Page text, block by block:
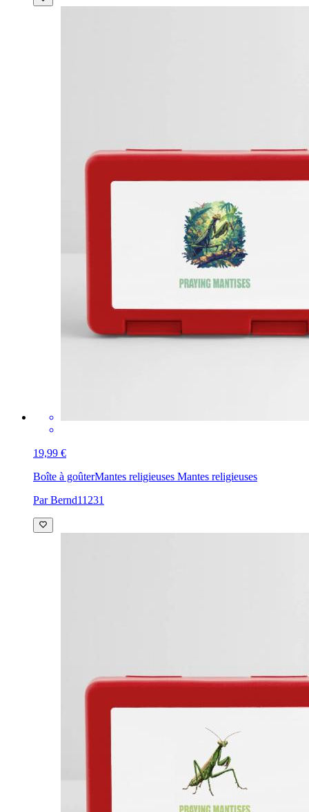
19,99 €
Boîte à goûterMantes religieuses Mantes religieuses
Par Bernd11231